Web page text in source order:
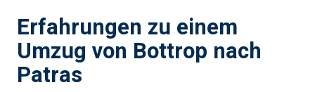
Erfahrungen zu einem
Umzug von Bottrop nach
Patras